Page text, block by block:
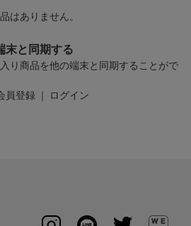
はありません。
末と同期する
り商品を他の端末と同期することがで
員登録 ｜ ログイン